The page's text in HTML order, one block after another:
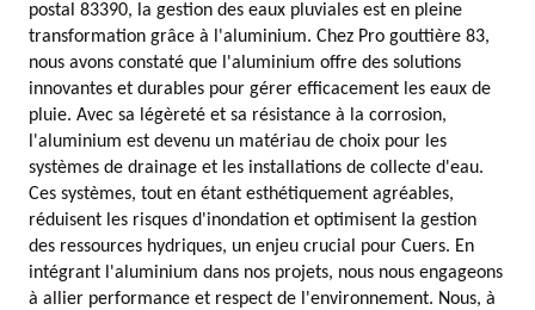
postal 83390, la gestion des eaux pluviales est en pleine
transformation grâce à l'aluminium. Chez Pro gouttière 83,
nous avons constaté que l'aluminium offre des solutions
innovantes et durables pour gérer efficacement les eaux de
pluie. Avec sa légèreté et sa résistance à la corrosion,
l'aluminium est devenu un matériau de choix pour les
systèmes de drainage et les installations de collecte d'eau.
Ces systèmes, tout en étant esthétiquement agréables,
réduisent les risques d'inondation et optimisent la gestion
des ressources hydriques, un enjeu crucial pour Cuers. En
intégrant l'aluminium dans nos projets, nous nous engageons
à allier performance et respect de l'environnement. Nous, à